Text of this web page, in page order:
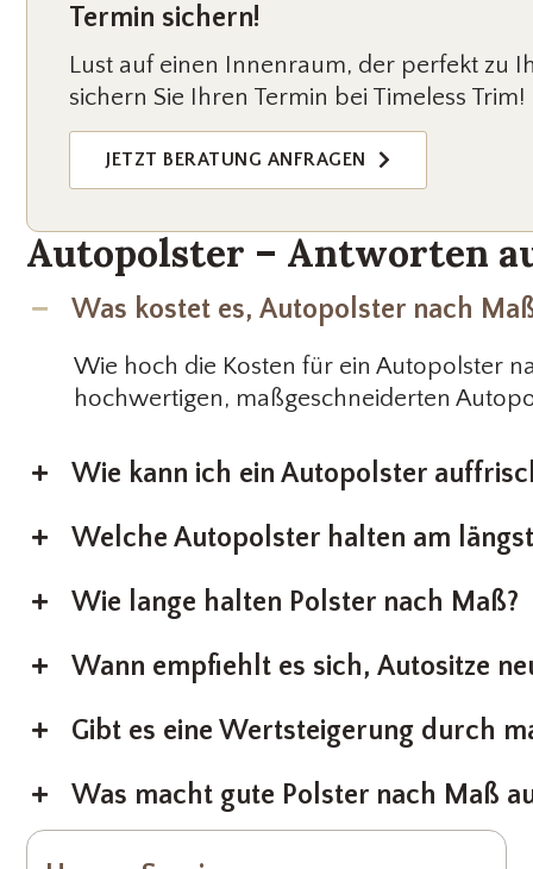
Termin sichern!
Lust auf einen Innenraum, der perfekt zu
sichern Sie Ihren Termin bei Timeless Trim!
JETZT BERATUNG ANFRAGEN
Autopolster – Antworten
Was kostet es, Autopolster nach
Wie hoch die Kosten für ein Autopolster
hochwertigen, maßgeschneiderten
Wie kann ich ein Autopolster
Welche Autopolster halten am
Wie lange halten Polster nach Maß?
Wann empfiehlt es sich, Autositze
Gibt es eine Wertsteigerung durch
Was macht gute Polster nach Maß